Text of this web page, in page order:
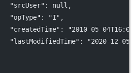
"srcUser" : null ,
"opType" : "I" ,
"createdTime" :
"2010-05-
"lastModifiedTime" :
"2020-12-